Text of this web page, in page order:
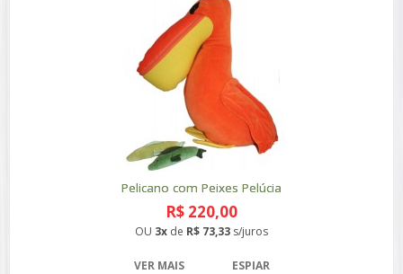
Pelicano com Peixes Pelúcia
R$ 220,00
OU 3x de R$ 73,33 s/juros
VER MAIS ESPIAR